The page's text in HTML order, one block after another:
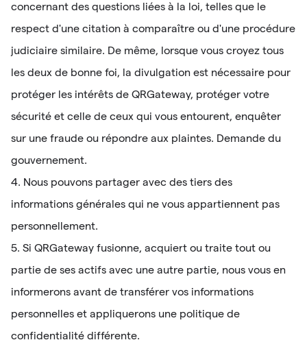
concernant des questions liées à la loi, telles que le
respect d'une citation à comparaître ou d'une procédure
judiciaire similaire. De même, lorsque vous croyez tous
les deux de bonne foi, la divulgation est nécessaire pour
protéger les intérêts de QRGateway, protéger votre
sécurité et celle de ceux qui vous entourent, enquêter
sur une fraude ou répondre aux plaintes. Demande du
gouvernement.
4. Nous pouvons partager avec des tiers des
informations générales qui ne vous appartiennent pas
personnellement.
5. Si QRGateway fusionne, acquiert ou traite tout ou
partie de ses actifs avec une autre partie, nous vous en
informerons avant de transférer vos informations
personnelles et appliquerons une politique de
confidentialité différente.